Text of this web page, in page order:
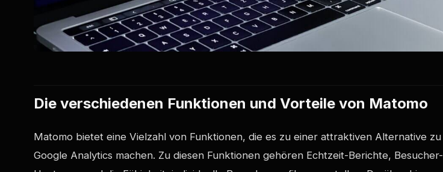
Die verschiedenen Funktionen und Vorteile von Matomo
Matomo bietet eine Vielzahl von Funktionen, die es zu einer attraktiven Alternative zu
Google Analytics machen. Zu diesen Funktionen gehören Echtzeit-Berichte, Besucher-